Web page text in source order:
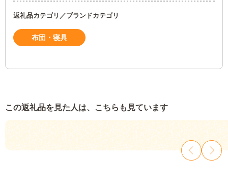
返礼品カテゴリ／ブランドカテゴリ
布団・寝具
この返礼品を見た人は、こちらも見ています